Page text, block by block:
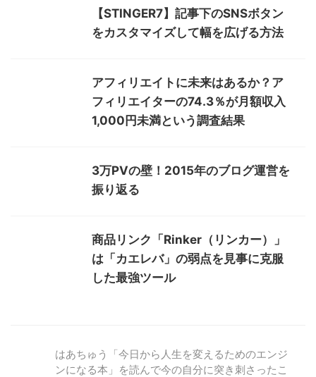
【STINGER7】記事下のSNSボタン
をカスタマイズして幅を広げる方法
アフィリエイトに未来はあるか？ア
フィリエイターの74.3％が月額収入
1,000円未満という調査結果
3万PVの壁！2015年のブログ運営を
振り返る
商品リンク「Rinker（リンカー）」
は「カエレバ」の弱点を見事に克服
した最強ツール
はあちゅう「今日から人生を変えるためのエンジ
ンになる本」を読んで今の自分に突き刺さったこ